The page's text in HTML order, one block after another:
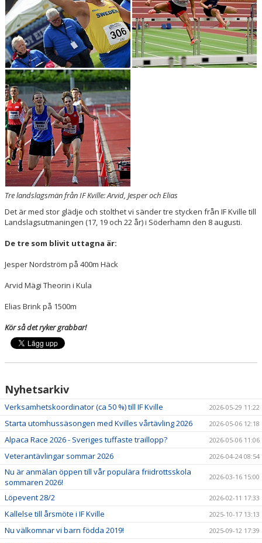
BOKNINGAR
Tre landslagsmän från IF Kville: Arvid, Jesper och Elias
Det är med stor glädje och stolthet vi sänder tre stycken från IF Kville till
Landslagsutmaningen (17, 19 och 22 år) i Söderhamn den 8 augusti.
De tre som blivit uttagna är:
Jesper Nordström på 400m Häck
Arvid Mägi Theorin i Kula
Elias Brink på 1500m
Kör så det ryker grabbar!
Nyhetsarkiv
Verksamhetskoordinator (ca 50 %) till IF Kville 2026-05-29 11:22
Starta utomhussäsongen med Kvilles vårtävling 2026 2026-05-06 12:18
Alpaca Race 2026 - Sveriges tuffaste traillopp? 2026-05-06 11:06
Veterantävlingar sommar 2026 2026-04-24 08:54
Nu är anmälan öppen till vår populära friidrottsskola
sommaren 2026!
2026-03-16 15:00
Löpevent 28/2 2026-02-11 17:33
Kallelse till årsmöte i IF Kville 2025-10-17 13:13
Nu välkomnar vi barn födda 2019! 2025-09-12 17:39